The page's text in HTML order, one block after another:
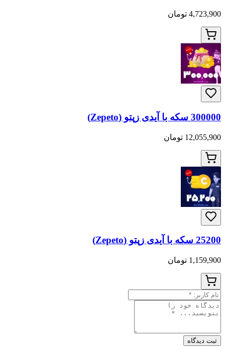
4,723,900 تومان
300000 سکه با آیدی زپتو (Zepeto)
12,055,900 تومان
25200 سکه با آیدی زپتو (Zepeto)
1,159,900 تومان
ثبت دیدگاه